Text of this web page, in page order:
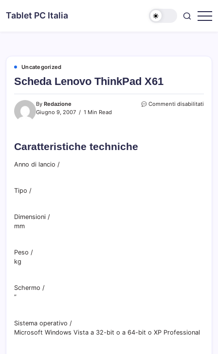
toTablet PC Italia
Uncategorized
Scheda Lenovo ThinkPad X61
By Redazione
Giugno 9, 2007
1 Min Read
Commenti disabilitati
Caratteristiche techniche
Anno di lancio /
Tipo /
Dimensioni /
mm
Peso /
kg
Schermo /
”
Sistema operativo /
Microsoft Windows Vista a 32-bit o a 64-bit o XP Professional